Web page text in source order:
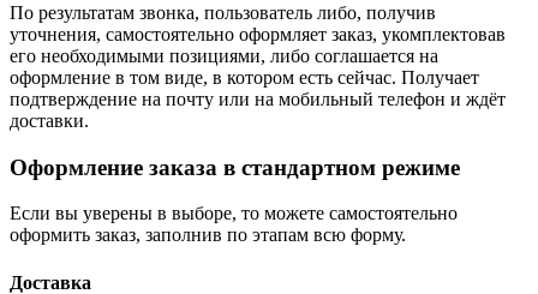
По результатам звонка, пользователь либо, получив
уточнения, самостоятельно оформляет заказ, укомплектовав
его необходимыми позициями, либо соглашается на
оформление в том виде, в котором есть сейчас. Получает
подтверждение на почту или на мобильный телефон и ждёт
доставки.
Оформление заказа в стандартном режиме
Если вы уверены в выборе, то можете самостоятельно
оформить заказ, заполнив по этапам всю форму.
Доставка